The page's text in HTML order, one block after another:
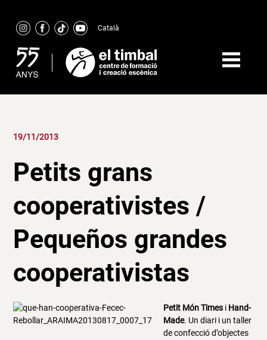
content
Català
19/11/2013
Petits grans
cooperativistes /
Pequeños grandes
cooperativistas
Petit Món Times i Hand-
Made. Un diari i un taller
de confecció d’objectes